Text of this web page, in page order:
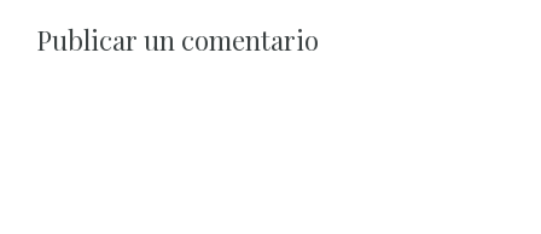
Publicar un comentario